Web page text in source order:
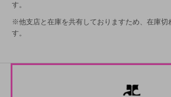
す。
※他支店と在庫を共有しておりますため、在庫切
す。